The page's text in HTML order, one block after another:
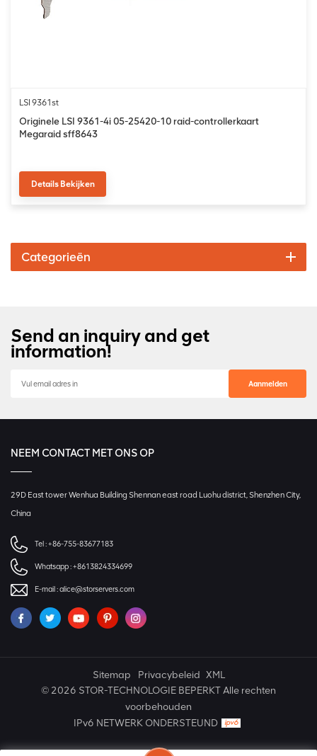
LSI 9361st
Originele LSI 9361-4i 05-25420-10 raid-controllerkaart
Megaraid sff8643
Details Bekijken
Categorieën
Send an inquiry and get
information!
NEEM CONTACT MET ONS OP
29D East tower Wenhua Building Shennan east road Luohu district, Shenzhen City,
China
Tel :+86-755-83677183
Whatsapp :+8613824334699
E-mail :alice@storservers.com
Sitemap Privacybeleid XML
© 2026 STOR-TECHNOLOGIE BEPERKT Alle rechten
voorbehouden
IPv6 NETWERK ONDERSTEUND